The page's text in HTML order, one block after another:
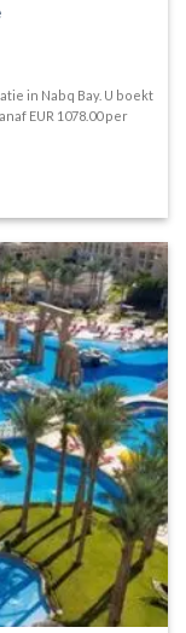
in Nabq Bay. U boekt
EUR 1078.00 per